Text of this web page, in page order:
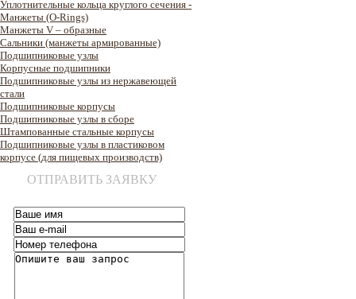
Уплотнительные кольца круглого сечения -
Манжеты (O-Rings)
Манжеты V – образные
Сальники (манжеты армированные)
Подшипниковые узлы
Корпусные подшипники
Подшипниковые узлы из нержавеющей
стали
Подшипниковые корпусы
Подшипниковые узлы в сборе
Штампованные стальные корпусы
Подшипниковые узлы в пластиковом
корпусе (для пищевых производств)
ОТПРАВИТЬ ЗАЯВКУ